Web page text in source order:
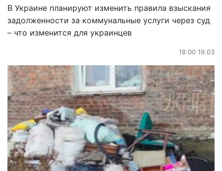
В Украине планируют изменить правила взыскания
задолженности за коммунальные услуги через суд
– что изменится для украинцев
18:00 19.03